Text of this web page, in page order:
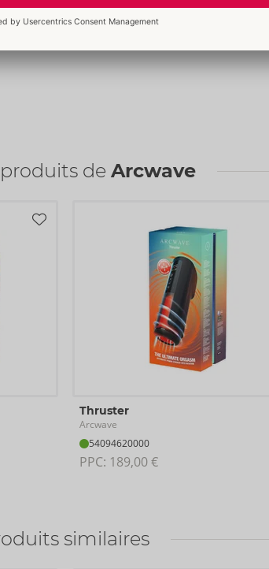
de Arcwave
Thruster
Arcwave
54094620000
PPC: 189,00 €
similaires